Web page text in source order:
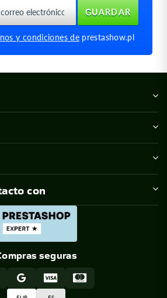
y condiciones deprestashow.pl
con
seguras